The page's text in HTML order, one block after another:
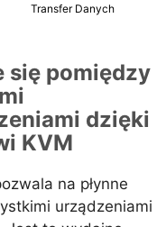
Transfer Danych
się pomiędzy
dzięki
KVM
na płynne
urządzeniami